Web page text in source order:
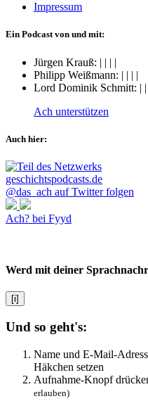
Impressum
Ein Podcast von und mit:
Jürgen Krauß: | | | |
Philipp Weißmann: | | | |
Lord Dominik Schmitt: | |
Ach unterstützen
Auch hier:
@das_ach auf Twitter folgen
Ach? bei Fyyd
Werd mit deiner
[i]
Und so geht's:
Name und E-Mail-
Häkchen setzen
Aufnahme-Knopf
erlauben)